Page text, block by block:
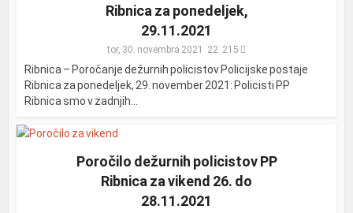
Ribnica za ponedeljek,
29.11.2021
tor, 30. novembra 2021 215
Ribnica – Poročanje dežurnih policistov Policijske postaje
Ribnica za ponedeljek, 29. november 2021: Policisti PP
Ribnica smo v zadnjih...
Poročilo dežurnih policistov PP
Ribnica za vikend 26. do
28.11.2021